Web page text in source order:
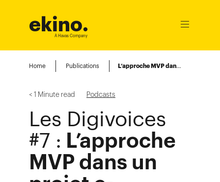
ekino.
A Havas Company
Ouvrir
Home Publications L’approche MVP dans un projet e-commerce
< 1 Minute read Podcasts
Les Digivoices
#7 : L’approche
MVP dans un